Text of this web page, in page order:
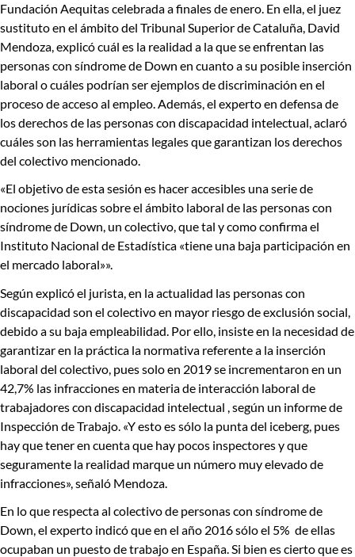
Fundación Aequitascelebrada a finales de enero. En ella, el juez
sustituto en el ámbito del Tribunal Superior de Cataluña, David
Mendoza, explicó cuál es la realidad a la que se enfrentan las
personas con síndrome de Down en cuanto a su posible inserción
laboral o cuáles podrían ser ejemplos dediscriminación en el
proceso de acceso al empleo. Además, el experto en defensa de
los derechos de las personas con discapacidad intelectual, aclaró
cuáles son las herramientas legales que garantizan los derechos
del colectivo mencionado.
«El objetivo de esta sesión es hacer accesibles una serie de
nociones jurídicas sobre el ámbito laboral de las personas con
síndrome de Down, un colectivo, que tal y como confirma el
Instituto Nacional de Estadística «tiene una baja participación en
el mercado laboral»».
Según explicó el jurista, en la actualidad las personas con
discapacidad son el colectivo en mayor riesgo de exclusión social,
debido a su baja empleabilidad. Por ello, insiste en la necesidad de
garantizar en la práctica la normativa referente a la inserción
laboral del colectivo , pues solo en 2019 se incrementaron en un
42,7% las infracciones en materia de interacción laboral de
trabajadores con discapacidad intelectual , según un informe de
Inspección de Trabajo. «Y esto es sólo la punta del iceberg, pues
hay que tener en cuenta que hay pocos inspectores y que
seguramente la realidad marque un número muy elevado de
infracciones», señaló Mendoza.
En lo que respecta al colectivo de personas con síndrome de
Down , el experto indicó que en el año 2016sólo el 5% de ellas
ocupaban un puesto de trabajo en España . Si bien es cierto que es